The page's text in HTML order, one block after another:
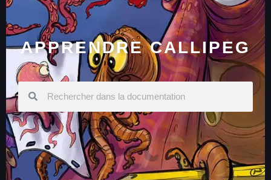
APPRENDRE CALLIPEG